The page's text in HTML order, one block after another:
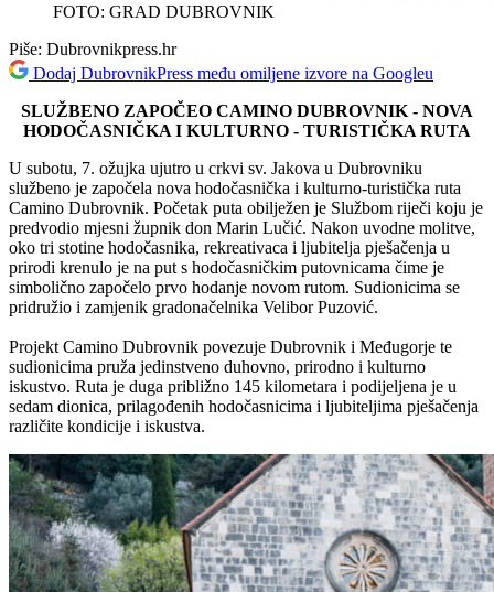
FOTO: GRAD DUBROVNIK
Piše: Dubrovnikpress.hr
Dodaj DubrovnikPress među omiljene izvore na Googleu
SLUŽBENO ZAPOČEO CAMINO DUBROVNIK - NOVA
HODOČASNIČKA I KULTURNO - TURISTIČKA RUTA
U subotu, 7. ožujka ujutro u crkvi sv. Jakova u Dubrovniku
službeno je započela nova hodočasnička i kulturno-turistička ruta
Camino Dubrovnik. Početak puta obilježen je Službom riječi koju je
predvodio mjesni župnik don Marin Lučić. Nakon uvodne molitve,
oko tri stotine hodočasnika, rekreativaca i ljubitelja pješačenja u
prirodi krenulo je na put s hodočasničkim putovnicama čime je
simbolično započelo prvo hodanje novom rutom. Sudionicima se
pridružio i zamjenik gradonačelnika Velibor Puzović.
Projekt Camino Dubrovnik povezuje Dubrovnik i Međugorje te
sudionicima pruža jedinstveno duhovno, prirodno i kulturno
iskustvo. Ruta je duga približno 145 kilometara i podijeljena je u
sedam dionica, prilagođenih hodočasnicima i ljubiteljima pješačenja
različite kondicije i iskustva.